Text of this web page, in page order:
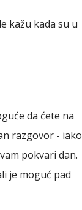
kažu kada su u
da ćete na
razgovor - iako
pokvari dan.
je moguć pad